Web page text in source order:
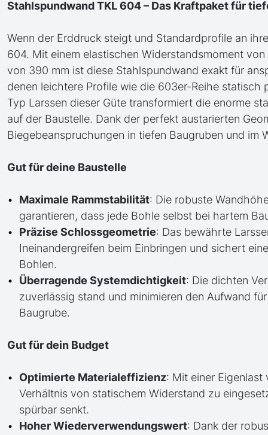
Stahlspundwand TKL 604 – Das Kraftpaket für
Wenn der Erddruck steigt und Standardprofile an
604. Mit einem elastischen Widerstandsmoment
von 390 mm ist diese Stahlspundwand exakt für
denen leichtere Profile wie die 603er-Reihe statisch
Typ Larssen dieser Güte transformiert die enorme
auf der Baustelle. Dank der perfekt austarierten
Biegebeanspruchungen in tiefen Baugruben und im
Gut für deine Baustelle
Maximale Rammstabilität: Die robuste
garantieren, dass jede Bohle selbst bei hartem
Präzise Schlossgeometrie: Das bewährte
Ineinandergreifen beim Einbringen und sichert
Bohlen.
Überragende Systemdichtigkeit: Die dichten
zuverlässig stand und minimieren den Aufwand
Baugrube.
Gut für dein Budget
Optimierte Materialeffizienz: Mit einer Eigenlast
Verhältnis von statischem Widerstand zu
spürbar senkt.
Hoher Wiederverwendungswert: Dank der